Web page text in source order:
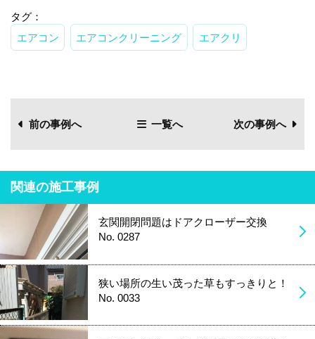
タグ：
エアコン
エアコンクリーニング エアクリ
前の事例へ 一覧へ 次の事例へ
関連の施工事例
玄関開閉問題はドアクローザー交換
No. 0287
狭い場所の生い茂った草もすっきりと！
No. 0033